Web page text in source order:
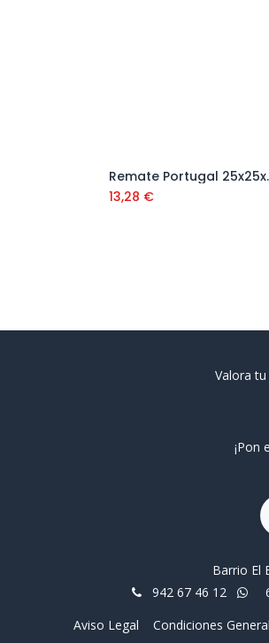
Añadir al carrito
13,28 €
Valora
¡Pon
Barrio El
942 67 46 12
Aviso Legal
Condiciones